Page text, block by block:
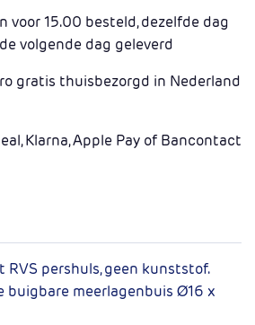
voor 15.00 besteld, dezelfde dag
volgende dag geleverd
gratis thuisbezorgd in Nederland
Klarna, Apple Pay of Bancontact
RVS pershuls, geen kunststof.
buigbare meerlagenbuis Ø16 x